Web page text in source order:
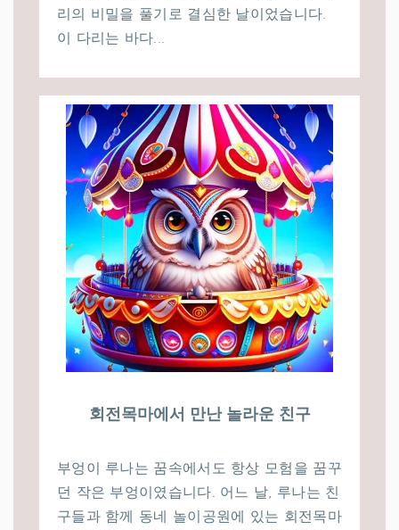
리의 비밀을 풀기로 결심한 날이었습니다.
이 다리는 바다...
회전목마에서 만난 놀라운 친구
부엉이 루나는 꿈속에서도 항상 모험을 꿈꾸
던 작은 부엉이였습니다. 어느 날, 루나는 친
구들과 함께 동네 놀이공원에 있는 회전목마